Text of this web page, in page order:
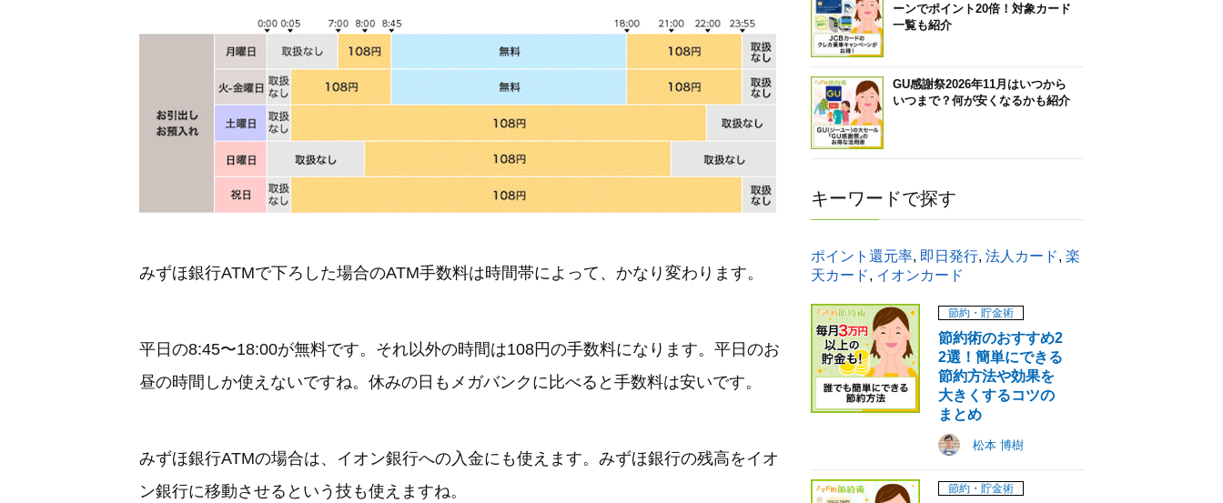
みずほ銀行ATMで下ろした場合のATM手数料は時間帯によって、かなり変わります。
平日の8:45〜18:00が無料です。それ以外の時間は108円の手数料になります。平日のお
昼の時間しか使えないですね。休みの日もメガバンクに比べると手数料は安いです。
みずほ銀行ATMの場合は、イオン銀行への入金にも使えます。みずほ銀行の残高をイオ
ン銀行に移動させるという技も使えますね。
ーンでポイント20倍！対象カード
一覧も紹介
GU感謝祭2026年11月はいつから
いつまで？何が安くなるかも紹介
キーワードで探す
ポイント還元率, 即日発行, 法人カード, 楽
天カード, イオンカード
節約・貯金術
節約術のおすすめ2
2選！簡単にできる
節約方法や効果を
大きくするコツの
まとめ
松本 博樹
節約・貯金術